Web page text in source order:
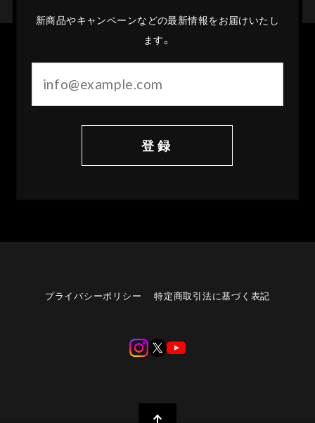
新商品やキャンペーンなどの最新情報をお届けいたし
ます。
登録
プライバシーポリシー 特定商取引法に基づく表記